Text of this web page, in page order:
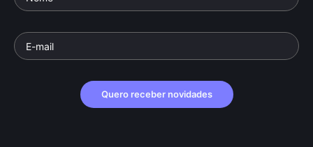
Quero receber novidades